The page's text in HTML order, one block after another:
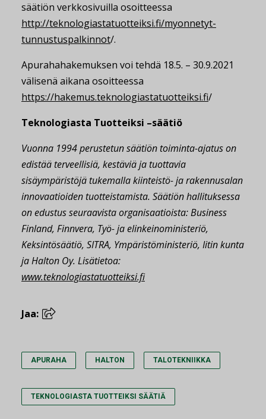
säätiön verkkosivuilla osoitteessa
http://teknologiastatuotteiksi.fi/myonnetyt-
tunnustuspalkinnot/.
Apurahahakemuksen voi tehdä 18.5. – 30.9.2021
välisenä aikana osoitteessa
https://hakemus.teknologiastatuotteiksi.fi/
Teknologiasta Tuotteiksi –säätiö
Vuonna 1994 perustetun säätiön toiminta-ajatus on
edistää terveellisiä, kestäviä ja tuottavia
sisäympäristöjä tukemalla kiinteistö- ja rakennusalan
innovaatioiden tuotteistamista. Säätiön hallituksessa
on edustus seuraavista organisaatioista: Business
Finland, Finnvera, Työ- ja elinkeinoministeriö,
Keksintösäätiö, SITRA, Ympäristöministeriö, Iitin kunta
ja Halton Oy. Lisätietoa:
www.teknologiastatuotteiksi.fi
Jaa:
APURAHA HALTON TALOTEKNIIKKA
TEKNOLOGIASTA TUOTTEIKSI SÄÄTIÄ